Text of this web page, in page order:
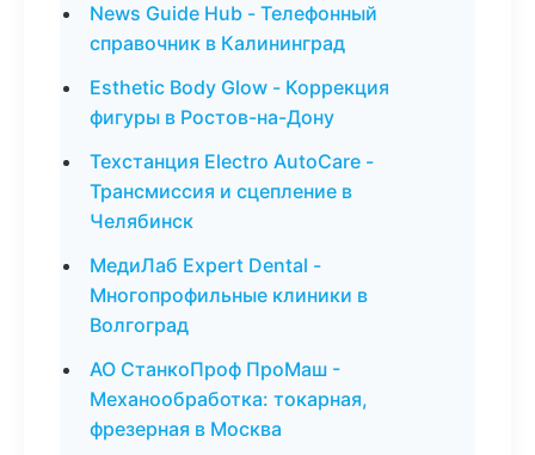
News Guide Hub - Телефонный
справочник в Калининград
Esthetic Body Glow - Коррекция
фигуры в Ростов-на-Дону
Техстанция Electro AutoCare -
Трансмиссия и сцепление в
Челябинск
МедиЛаб Expert Dental -
Многопрофильные клиники в
Волгоград
АО СтанкоПроф ПроМаш -
Механообработка: токарная,
фрезерная в Москва